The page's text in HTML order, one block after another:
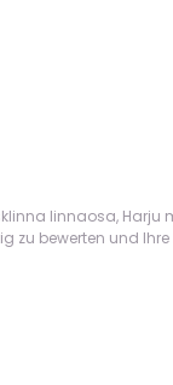
linnaosa, Harju
zu bewerten und